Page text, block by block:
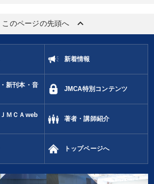
ング 理念・パーパス
ベーション
キーワード」を更新いただけます。
このページの先頭へ keyboard_arrow_up
新着情報
新刊本・音
JMCA特別コンテンツ
ＭＣＡweb
著者・講師紹介
トップページへ